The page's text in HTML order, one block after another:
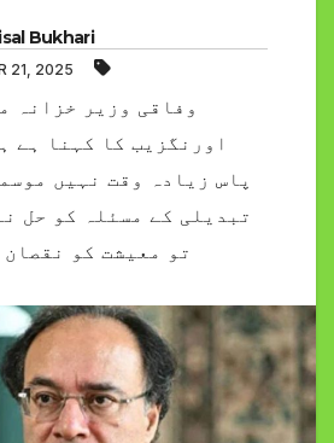
Bukhari
21, 2025
اورنگزیب کا کہنا ہے
پاس زیادہ وقت نہیں
تبدیلی کے مسئلہ کو حل
تو معیشت کو نقصان